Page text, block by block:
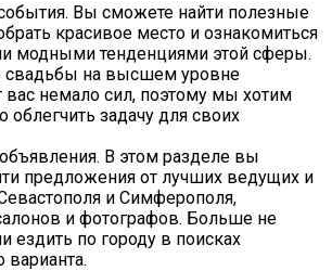
Вы сможете найти полезные
красивое место и ознакомиться
модными тенденциями этой сферы.
свадьбы на высшем уровне
вас немало сил, поэтому мы хотим
облегчить задачу для своих
В этом разделе вы
предложения от лучших ведущих и
и Симферополя,
и фотографов. Больше не
ездить по городу в поисках
варианта.